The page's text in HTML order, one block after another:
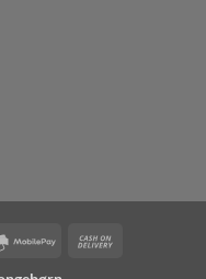
MobilePay